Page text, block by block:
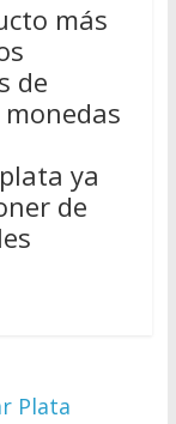
más
de
ya
de
Plata